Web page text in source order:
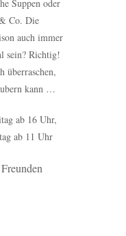
Suppen oder
Co. Die
auch immer
sein? Richtig!
überraschen,
kann …
ab 16 Uhr,
ab 11 Uhr